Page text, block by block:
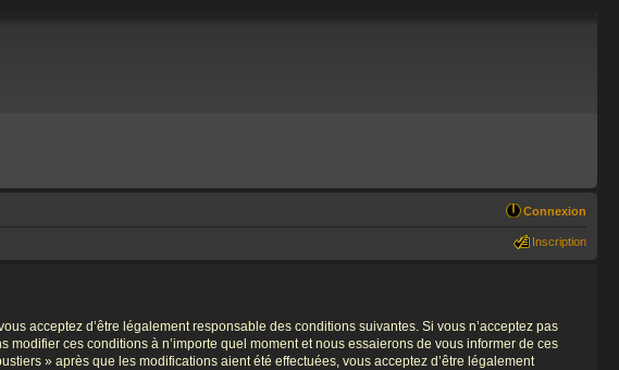
Connexion
Inscription
acceptez d’être légalement responsable des conditions suivantes. Si vous n’acceptez pas
ces conditions à n’importe quel moment et nous essaierons de vous informer de ces
» après que les modifications aient été effectuées, vous acceptez d’être légalement